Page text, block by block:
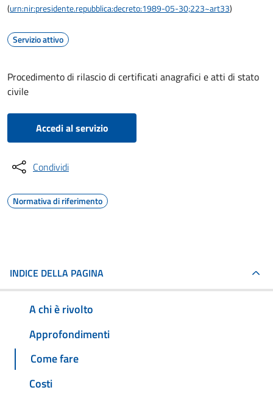
(urn:nir:presidente.repubblica:decreto:1989-05-30;223~art33)
Servizio attivo
Procedimento di rilascio di certificati anagrafici e atti di stato
civile
Accedi al servizio
Condividi
Normativa di riferimento
INDICE DELLA PAGINA
A chi è rivolto
Approfondimenti
Come fare
Costi